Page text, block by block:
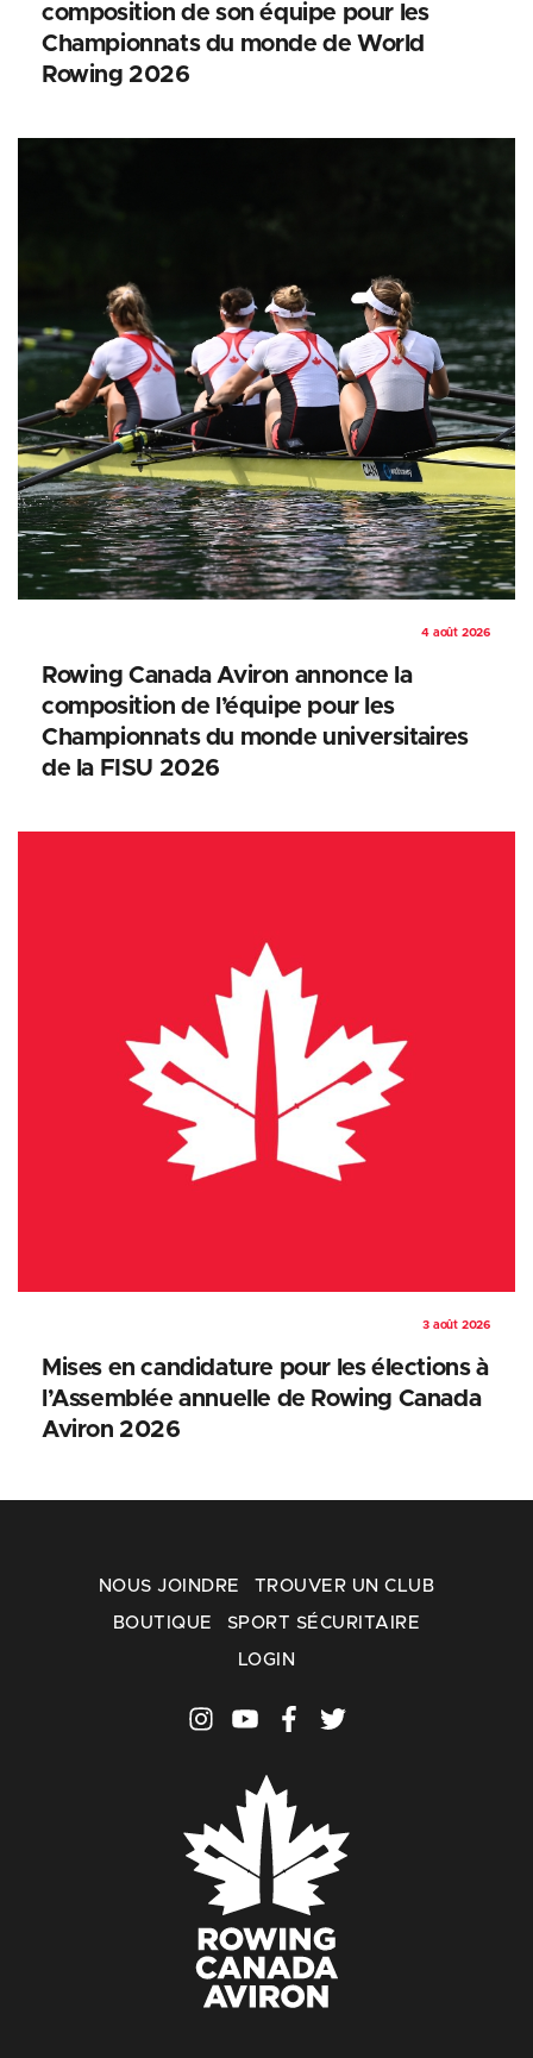
composition de son équipe pour les
Championnats du monde de World
Rowing 2026
4 août 2026
Rowing Canada Aviron annonce la
composition de l’équipe pour les
Championnats du monde universitaires
de la FISU 2026
3 août 2026
Mises en candidature pour les élections à
l’Assemblée annuelle de Rowing Canada
Aviron 2026
NOUS JOINDRE TROUVER UN CLUB
BOUTIQUE SPORT SÉCURITAIRE
LOGIN